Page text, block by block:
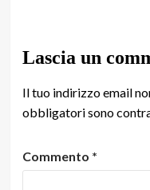
Lascia un
Il tuo indirizzo email
obbligatori sono
Commento *